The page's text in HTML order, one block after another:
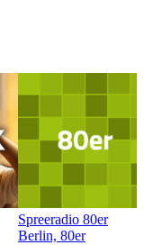
Spreeradio 80er
Berlin, 80er